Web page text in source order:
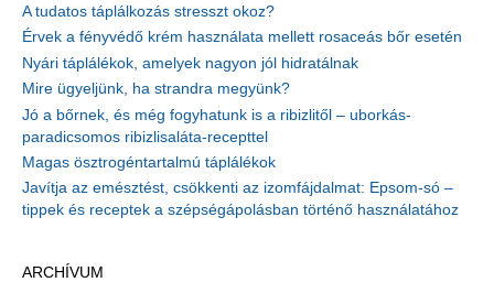
A tudatos táplálkozás stresszt okoz?
Érvek a fényvédő krém használata mellett rosaceás bőr esetén
Nyári táplálékok, amelyek nagyon jól hidratálnak
Mire ügyeljünk, ha strandra megyünk?
Jó a bőrnek, és még fogyhatunk is a ribizlitől – uborkás-
paradicsomos ribizlisaláta-recepttel
Magas ösztrogéntartalmú táplálékok
Javítja az emésztést, csökkenti az izomfájdalmat: Epsom-só –
tippek és receptek a szépségápolásban történő használatához
ARCHÍVUM